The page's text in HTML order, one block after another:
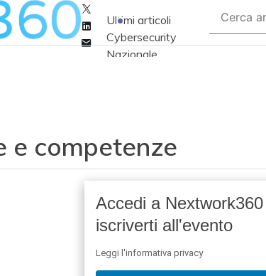
Linkedin
Email
Ultimi articoli
Cybersecurity
Nazionale
Soluzioni aziendali
Cultura cyber
analisi Cyber
sicurezza e privacy
Chi siamo
e competenze
Accedi a
iscriverti all'evento
Leggi l'informativa privacy